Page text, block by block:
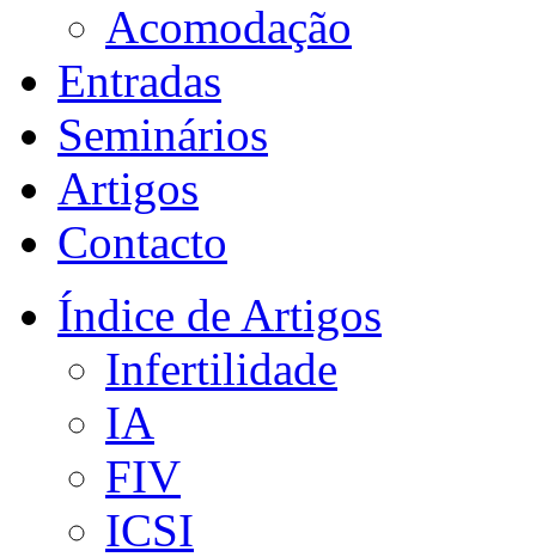
Acomodação
Entradas
Seminários
Artigos
Contacto
Índice de Artigos
Infertilidade
IA
FIV
ICSI